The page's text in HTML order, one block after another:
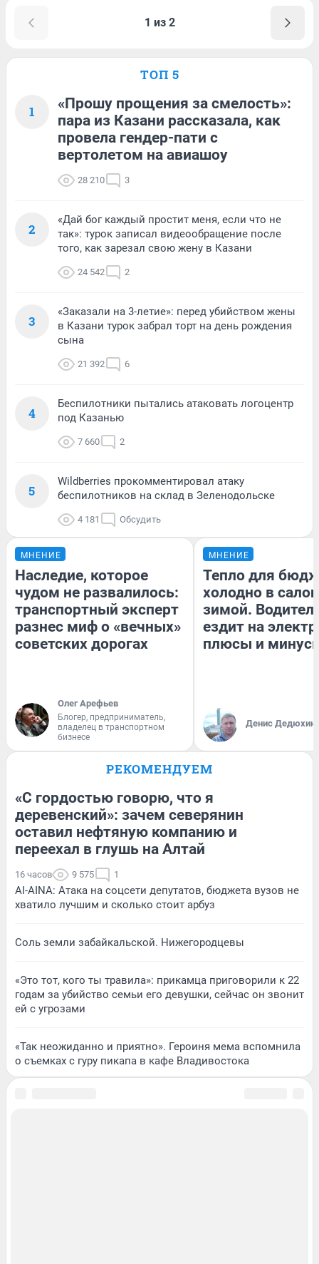
1 из 2
ТОП 5
1
«Прошу прощения за смелость»:
пара из Казани рассказала, как
провела гендер-пати с
вертолетом на авиашоу
28 210 3
2
«Дай бог каждый простит меня, если что не
так»: турок записал видеообращение после
того, как зарезал свою жену в Казани
24 542 2
3
«Заказали на 3-летие»: перед убийством жены
в Казани турок забрал торт на день рождения
сына
21 392 6
4
Беспилотники пытались атаковать логоцентр
под Казанью
7 660 2
5
Wildberries прокомментировал атаку
беспилотников на склад в Зеленодольске
4 181 Обсудить
МНЕНИЕ
Наследие, которое
чудом не развалилось:
транспортный эксперт
разнес миф о «вечных»
советских дорогах
Олег Арефьев
Блогер, предприниматель,
владелец в транспортном
бизнесе
МНЕНИЕ
Тепло для
холодно в
зимой.
ездит на
плюсы и
Денис Дедюхин
РЕКОМЕНДУЕМ
«С гордостью говорю, что я
деревенский»: зачем северянин
оставил нефтяную компанию и
переехал в глушь на Алтай
16 часов 9 575 1
AI-AINA: Атака на соцсети депутатов, бюджета вузов не
хватило лучшим и сколько стоит арбуз
Соль земли забайкальской. Нижегородцевы
«Это тот, кого ты травила»: прикамца приговорили к 22
годам за убийство семьи его девушки, сейчас он звонит
ей с угрозами
«Так неожиданно и приятно». Героиня мема вспомнила
о съемках с гуру пикапа в кафе Владивостока